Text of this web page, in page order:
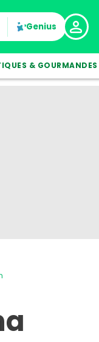
Genius
& GOURMANDES